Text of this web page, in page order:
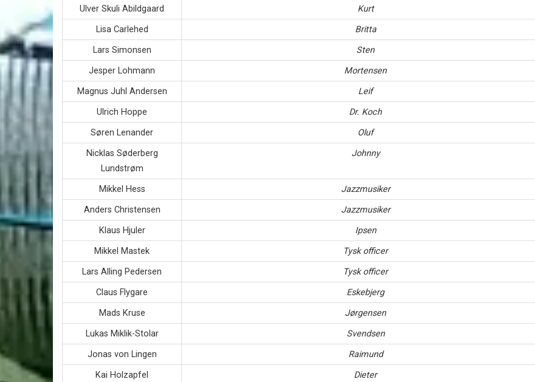
Ulver Skuli Abildgaard
Kurt
Lisa Carlehed
Britta
Lars Simonsen
Sten
Jesper Lohmann
Mortensen
Magnus Juhl Andersen
Leif
Ulrich Hoppe
Dr. Koch
Søren Lenander
Oluf
Nicklas Søderberg
Lundstrøm
Johnny
Mikkel Hess
Jazzmusiker
Anders Christensen
Jazzmusiker
Klaus Hjuler
Ipsen
Mikkel Mastek
Tysk officer
Lars Alling Pedersen
Tysk officer
Claus Flygare
Eskebjerg
Mads Kruse
Jørgensen
Lukas Miklik-Stolar
Svendsen
Jonas von Lingen
Raimund
Kai Holzapfel
Dieter